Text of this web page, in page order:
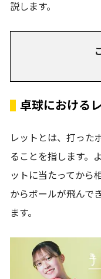
説します。
卓球における
レットとは、打った
ることを指します。
ットに当たってから
からボールが飛んで
ます。